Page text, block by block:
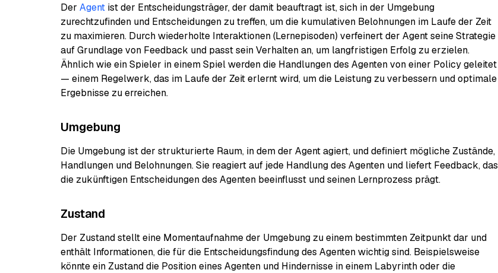
Der Agent ist der Entscheidungsträger, der damit beauftragt ist, sich in der Umgebung
zurechtzufinden und Entscheidungen zu treffen, um die kumulativen Belohnungen im Laufe der Zeit
zu maximieren. Durch wiederholte Interaktionen (Lernepisoden) verfeinert der Agent seine Strategie
auf Grundlage von Feedback und passt sein Verhalten an, um langfristigen Erfolg zu erzielen.
Ähnlich wie ein Spieler in einem Spiel werden die Handlungen des Agenten von einer Policy geleitet
— einem Regelwerk, das im Laufe der Zeit erlernt wird, um die Leistung zu verbessern und optimale
Ergebnisse zu erreichen.
Umgebung
Die Umgebung ist der strukturierte Raum, in dem der Agent agiert, und definiert mögliche Zustände,
Handlungen und Belohnungen. Sie reagiert auf jede Handlung des Agenten und liefert Feedback, das
die zukünftigen Entscheidungen des Agenten beeinflusst und seinen Lernprozess prägt.
Zustand
Der Zustand stellt eine Momentaufnahme der Umgebung zu einem bestimmten Zeitpunkt dar und
enthält Informationen, die für die Entscheidungsfindung des Agenten wichtig sind. Beispielsweise
könnte ein Zustand die Position eines Agenten und Hindernisse in einem Labyrinth oder die